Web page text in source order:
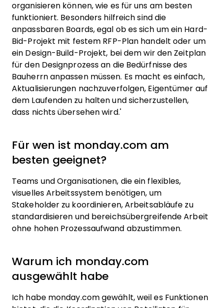
organisieren können, wie es für uns am besten
funktioniert. Besonders hilfreich sind die
anpassbaren Boards, egal ob es sich um ein Hard-
Bid-Projekt mit festem RFP-Plan handelt oder um
ein Design-Build-Projekt, bei dem wir den Zeitplan
für den Designprozess an die Bedürfnisse des
Bauherrn anpassen müssen. Es macht es einfach,
Aktualisierungen nachzuverfolgen, Eigentümer auf
dem Laufenden zu halten und sicherzustellen,
dass nichts übersehen wird.'
Für wen ist monday.com am
besten geeignet?
Teams und Organisationen, die ein flexibles,
visuelles Arbeitssystem benötigen, um
Stakeholder zu koordinieren, Arbeitsabläufe zu
standardisieren und bereichsübergreifende Arbeit
ohne hohen Prozessaufwand abzustimmen.
Warum ich monday.com
ausgewählt habe
Ich habe monday.com gewählt, weil es Funktionen